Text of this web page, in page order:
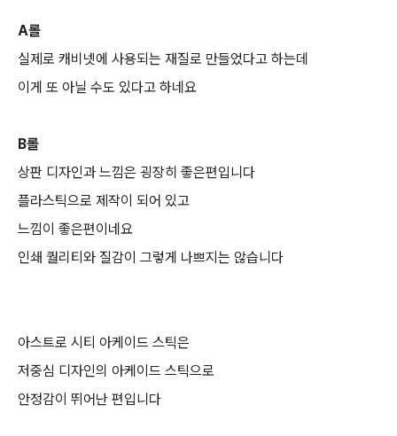
A롤
실제로 캐비넷에 사용되는 재질로 만들었다고 하는데
이게 또 아닐 수도 있다고 하네요
B롤
상판 디자인과 느낌은 굉장히 좋은편입니다
플라스틱으로 제작이 되어 있고
느낌이 좋은편이네요
인쇄 퀄리티와 질감이 그렇게 나쁘지는 않습니다
아스트로 시티 아케이드 스틱은
저중심 디자인의 아케이드 스틱으로
안정감이 뛰어난 편입니다